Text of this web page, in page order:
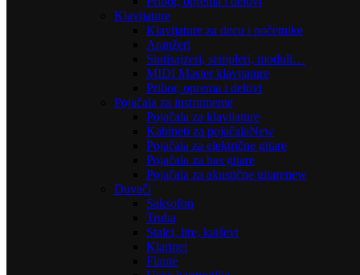
Klavijature
Klavijature za decu i početnike
Aranžeri
Sintisajzeri, sempleri, moduli…
MIDI Master klavijature
Pribor, oprema i delovi
Pojačala za instrumente
Pojačala za klavijature
Kabineti za pojačalaNew
Pojačala za električne gitare
Pojačala za bas gitare
Pojačala za akustične gitarenew
Duvači
Saksofon
Truba
Stalci, lire, kaiševi
Klarinet
Flaute